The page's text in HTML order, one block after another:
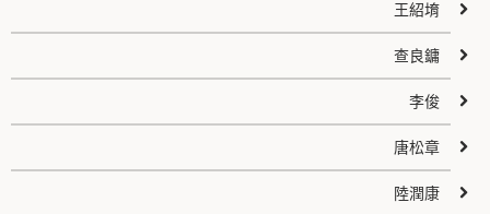
王紹堉
查良鏞
李俊
唐松章
陸潤康